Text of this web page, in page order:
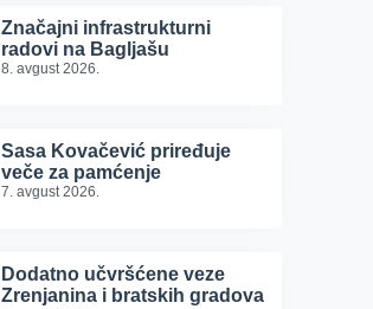
Značajni infrastrukturni
radovi na Bagljašu
8. avgust 2026.
Sasa Kovačević priređuje
veče za pamćenje
7. avgust 2026.
Dodatno učvršćene veze
Zrenjanina i bratskih gradova